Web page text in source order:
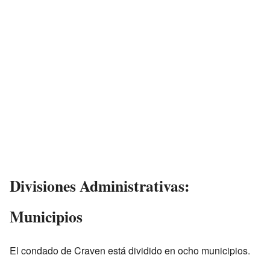
Divisiones Administrativas:
Municipios
El condado de Craven está dividido en ocho municipios.